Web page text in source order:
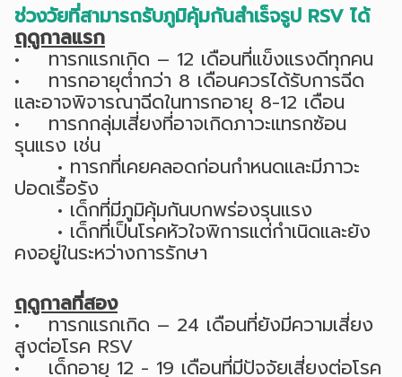
ช่วงวัยที่สามารถรับภูมิคุ้มกันสำเร็จรูป RSV ได้
ฤดูกาลแรก
• ทารกแรกเกิด – 12 เดือนที่แข็งแรงดีทุกคน
• ทารกอายุต่ำกว่า 8 เดือนควรได้รับการฉีด
และอาจพิจารณาฉีดในทารกอายุ 8-12 เดือน
• ทารกกลุ่มเสี่ยงที่อาจเกิดภาวะแทรกซ้อน
รุนแรง เช่น
• ทารกที่เคยคลอดก่อนกำหนดและมีภาวะ
ปอดเรื้อรัง
• เด็กที่มีภูมิคุ้มกันบกพร่องรุนแรง
• เด็กที่เป็นโรคหัวใจพิการแต่กำเนิดและยัง
คงอยู่ในระหว่างการรักษา
ฤดูกาลที่สอง
• ทารกแรกเกิด – 24 เดือนที่ยังมีความเสี่ยง
สูงต่อโรค RSV
• เด็กอายุ 12 - 19 เดือนที่มีปัจจัยเสี่ยงต่อโรค